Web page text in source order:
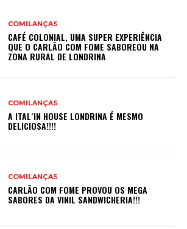
COMILANÇAS
CAFÉ COLONIAL, UMA SUPER EXPERIÊNCIA
QUE O CARLÃO COM FOME SABOREOU NA
ZONA RURAL DE LONDRINA
COMILANÇAS
A ITAL´IN HOUSE LONDRINA É MESMO
DELICIOSA!!!!
COMILANÇAS
CARLÃO COM FOME PROVOU OS MEGA
SABORES DA VINIL SANDWICHERIA!!!